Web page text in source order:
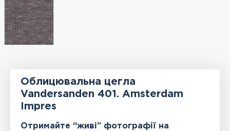
Облицювальна цегла
Vandersanden 401. Amsterdam
Impres
Отримайте “живі” фотографії на